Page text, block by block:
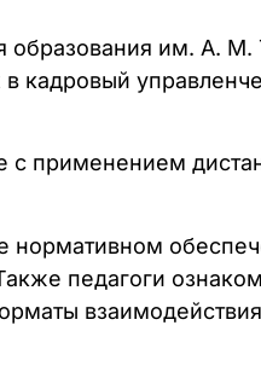
образования им. А.
кадровый
с применением
нормативном
педагоги